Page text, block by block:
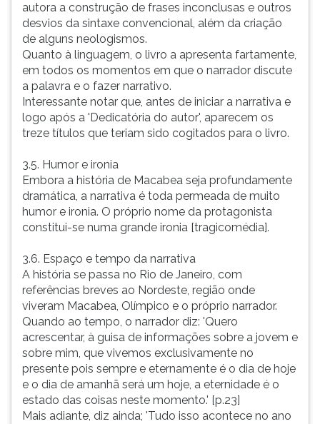
autora a construção de frases inconclusas e outros
desvios da sintaxe convencional, além da criação
de alguns neologismos.
Quanto à linguagem, o livro a apresenta fartamente,
em todos os momentos em que o narrador discute
a palavra e o fazer narrativo.
Interessante notar que, antes de iniciar a narrativa e
logo após a 'Dedicatória do autor', aparecem os
treze títulos que teriam sido cogitados para o livro.
3.5. Humor e ironia
Embora a história de Macabea seja profundamente
dramática, a narrativa é toda permeada de muito
humor e ironia. O próprio nome da protagonista
constitui-se numa grande ironia [tragicomédia].
3.6. Espaço e tempo da narrativa
A história se passa no Rio de Janeiro, com
referências breves ao Nordeste, região onde
viveram Macabea, Olímpico e o próprio narrador.
Quando ao tempo, o narrador diz: 'Quero
acrescentar, à guisa de informações sobre a jovem e
sobre mim, que vivemos exclusivamente no
presente pois sempre e eternamente é o dia de hoje
e o dia de amanhã será um hoje, a eternidade é o
estado das coisas neste momento.' [p.23]
Mais adiante, diz ainda; 'Tudo isso acontece no ano